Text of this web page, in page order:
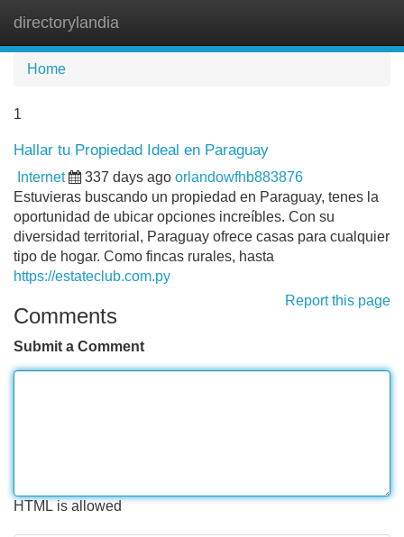
directorylandia
Home
1
Hallar tu Propiedad Ideal en Paraguay
Internet 337 days ago orlandowfhb883876
Estuvieras buscando un propiedad en Paraguay, tenes la
oportunidad de ubicar opciones increíbles. Con su
diversidad territorial, Paraguay ofrece casas para cualquier
tipo de hogar. Como fincas rurales, hasta
https://estateclub.com.py
Report this page
Comments
Submit a Comment
HTML is allowed